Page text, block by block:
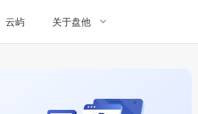
云屿 关于盘他